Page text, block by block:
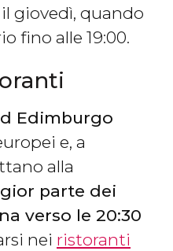
giovedì, quando
fino alle 19:00.
Edimburgo
e, a
alla
parte dei
verso le 20:30
nei ristoranti